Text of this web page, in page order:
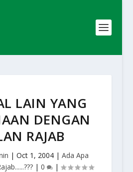
LAIN YANG
DENGAN
RAJAB
| Oct 1, 2004| Ada Apa
|0 |